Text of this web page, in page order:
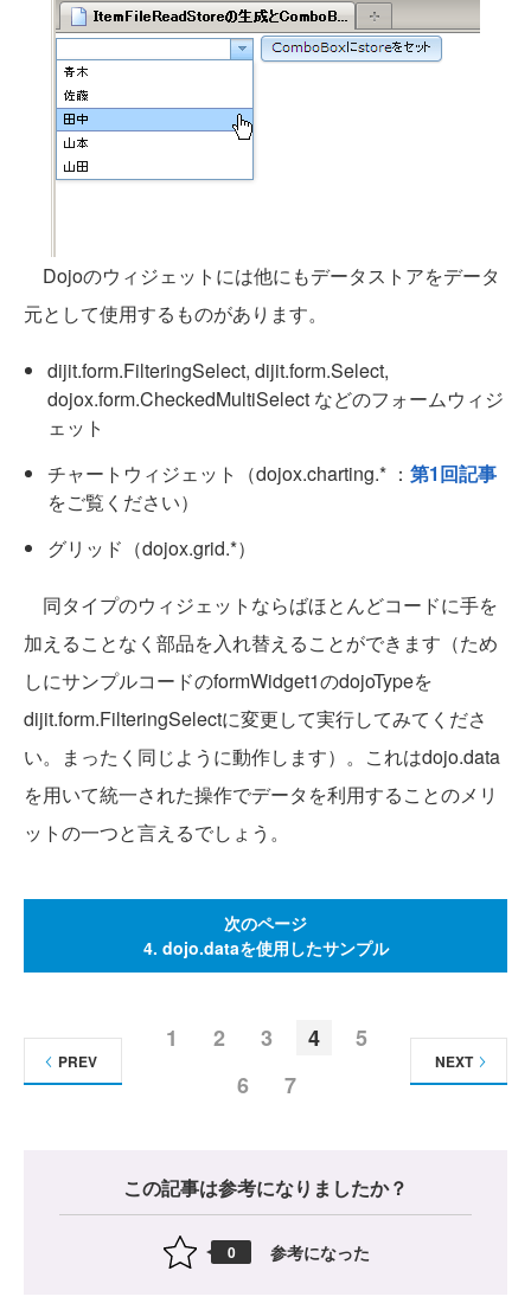
Dojoのウィジェットには他にもデータストアをデータ
元として使用するものがあります。
dijit.form.FilteringSelect, dijit.form.Select,
dojox.form.CheckedMultiSelect などのフォームウィジ
ェット
チャートウィジェット（dojox.charting.* ： 第1回記事
をご覧ください）
グリッド（dojox.grid.*）
同タイプのウィジェットならばほとんどコードに手を
加えることなく部品を入れ替えることができます（ため
しにサンプルコードのformWidget1のdojoTypeを
dijit.form.FilteringSelectに変更して実行してみてくださ
い。まったく同じように動作します）。これはdojo.data
を用いて統一された操作でデータを利用することのメリ
ットの一つと言えるでしょう。
次のページ
4. dojo.dataを使用したサンプル
1 2 3 4
5
6
7
PREV NEXT
この記事は参考になりましたか？
0 参考になった